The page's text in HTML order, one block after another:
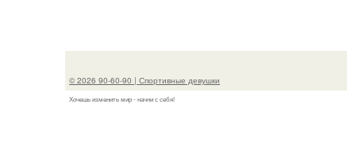
фасадом
огромная
неуверенность.
© 2026 90-60-90 | Спортивные девушки
Хочешь изменить мир - начни с себя!